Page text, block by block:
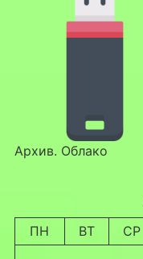
Архив. Облако
ПН ВТ СР